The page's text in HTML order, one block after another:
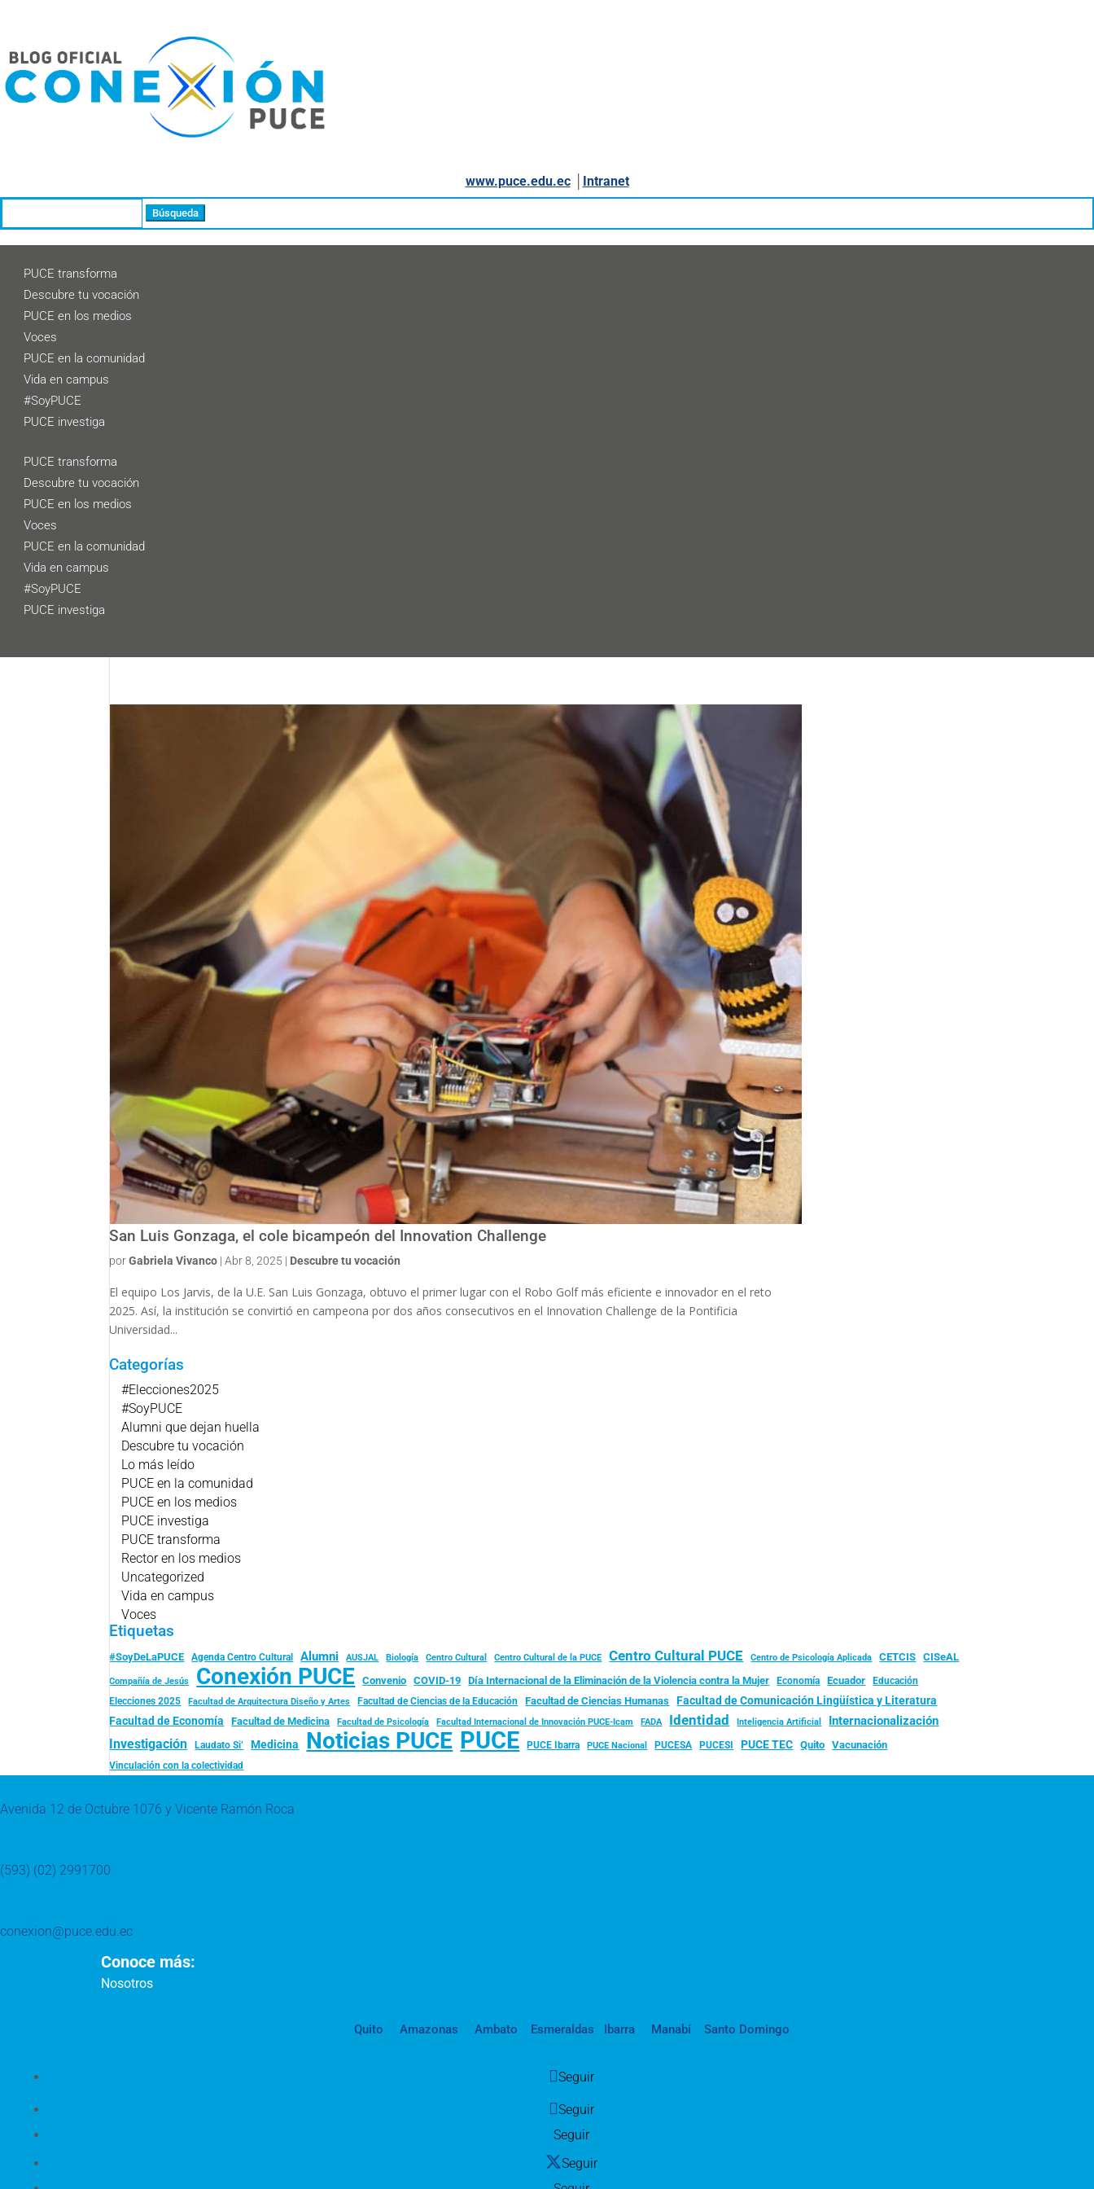
www.puce.edu.ec│ Intranet
PUCE transforma
Descubre tu vocación
PUCE en los medios
Voces
PUCE en la comunidad
Vida en campus
#SoyPUCE
PUCE investiga
PUCE transforma
Descubre tu vocación
PUCE en los medios
Voces
PUCE en la comunidad
Vida en campus
#SoyPUCE
PUCE investiga
San Luis Gonzaga, el cole bicampeón del Innovation Challenge
porGabriela Vivanco |Abr 8, 2025 | Descubre tu vocación
El equipo Los Jarvis, de la U.E. San Luis Gonzaga, obtuvo el primer lugar con el Robo Golf más eficiente e innovador en el reto
2025. Así, la institución se convirtió en campeona por dos años consecutivos en el Innovation Challenge de la Pontificia
Universidad...
Categorías
#Elecciones2025
#SoyPUCE
Alumni que dejan huella
Descubre tu vocación
Lo más leído
PUCE en la comunidad
PUCE en los medios
PUCE investiga
PUCE transforma
Rector en los medios
Uncategorized
Vida en campus
Voces
Etiquetas
#SoyDeLaPUCE Agenda Centro Cultural Alumni AUSJAL Biología Centro Cultural Centro Cultural de la PUCE Centro Cultural PUCE Centro de Psicología Aplicada CETCIS CISeAL
Compañía de Jesús Conexión PUCE Convenio COVID-19 Día Internacional de la Eliminación de la Violencia contra la Mujer Economía Ecuador
Educación
Elecciones 2025
Facultad de Arquitectura Diseño y Artes Facultad de Ciencias de la Educación Facultad de Ciencias Humanas Facultad de Comunicación Lingüística y Literatura
Facultad de Economía Facultad de Medicina Facultad de Psicología Facultad Internacional de Innovación PUCE-Icam FADA Identidad Inteligencia Artificial Internacionalización
Investigación Laudato Si’ Medicina Noticias PUCE PUCE PUCE Ibarra PUCE Nacional PUCESA PUCESI PUCE TEC Quito Vacunación
Vinculación con la colectividad
Avenida 12 de Octubre 1076 y Vicente Ramón Roca
(593) (02) 2991700
conexion@puce.edu.ec
Conoce más:
Nosotros
Quito Amazonas Ambato Esmeraldas Ibarra Manabí Santo Domingo
Seguir
Seguir
Seguir
Seguir